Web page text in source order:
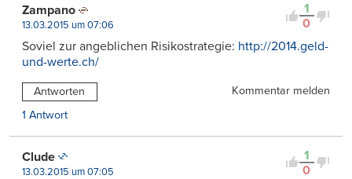
1
0
Zampano
13.03.2015 um 07:06
Soviel zur angeblichen Risikostrategie: http://2014.geld-
und-werte.ch/
Antworten
Kommentar melden
1 Antwort
1
0
Clude
13.03.2015 um 07:05